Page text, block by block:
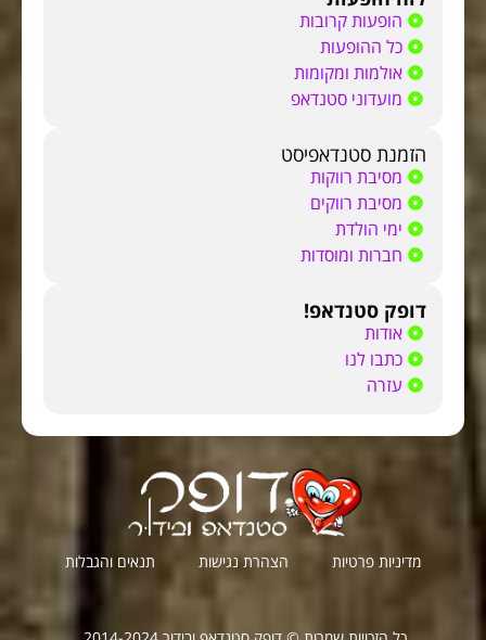
הופעות קרובות
כל ההופעות
אולמות ומקומות
מועדוני סטנדאפ
הזמנת סטנדאפיסט
מסיבת רווקות
מסיבת רווקים
ימי הולדת
חברות ומוסדות
דופק סטנדאפ!
אודות
כתבו לנו
עזרה
מדיניות פרטיות הצהרת נגישות תנאים והגבלות